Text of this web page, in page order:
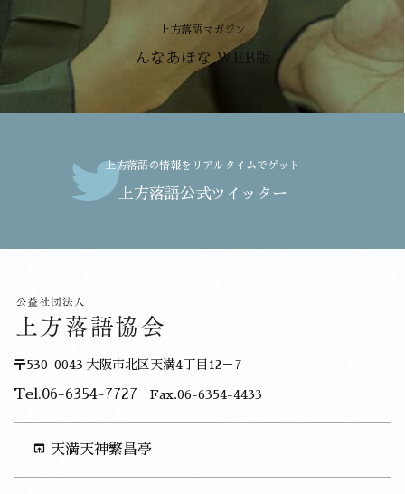
上方落語マガジン
んなあほな WEB版
上方落語の情報をリアルタイムでゲット
上方落語公式ツイッター
〒530-0043 大阪市北区天満4丁目12－7
Tel.06-6354-7727 Fax.06-6354-4433
open_in_browser 天満天神繁昌亭